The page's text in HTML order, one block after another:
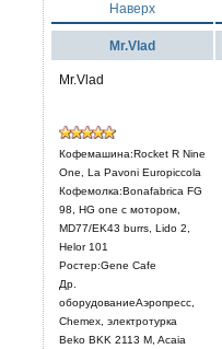
Наверх
Mr.Vlad
Mr.Vlad
Кофемашина:Rocket R Nine
One, La Pavoni Europiccola
Кофемолка:Bonafabrica FG
98, HG one с мотором,
MD77/EK43 burrs, Lido 2,
Helor 101
Ростер:Gene Cafe
Др.
оборудованиеАэропресс,
Chemex, электротурка
Beko BKK 2113 M, Acaia